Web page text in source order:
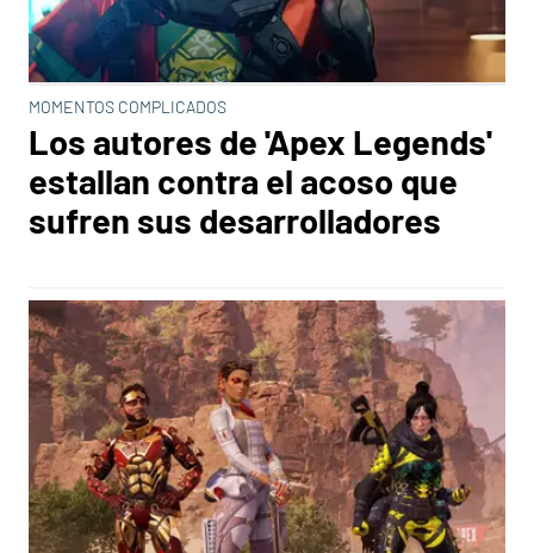
MOMENTOS COMPLICADOS
Los autores de 'Apex Legends'
estallan contra el acoso que
sufren sus desarrolladores